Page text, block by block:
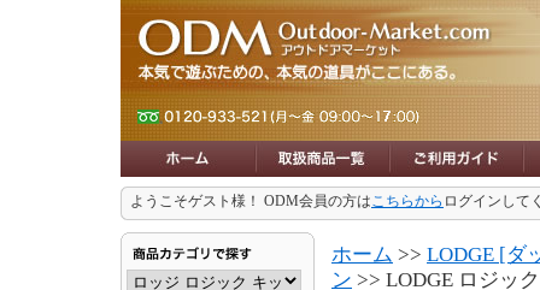
ようこそゲスト様！ ODM会員の方はこちらから ログインして
ホーム >> LODGE [ダ
ン >> LODGE ロジッ